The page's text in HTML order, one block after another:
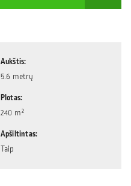
Aukštis
5.6 metrų
Plotas
240 m²
Apšiltintas
Taip